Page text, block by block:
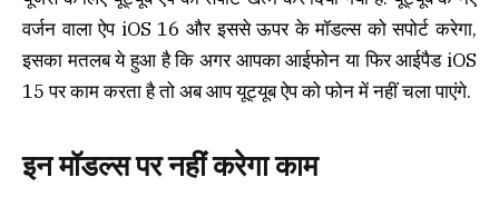
वर्जन वाला ऐप iOS 16 और इससे ऊपर के मॉडल्स को सपोर्ट करेगा,
इसका मतलब ये हुआ है कि अगर आपका आईफोन या फिर आईपैड iOS
15 पर काम करता है तो अब आप यूट्यूब ऐप को फोन में नहीं चला पाएंगे.
इन मॉडल्स पर नहीं करेगा काम